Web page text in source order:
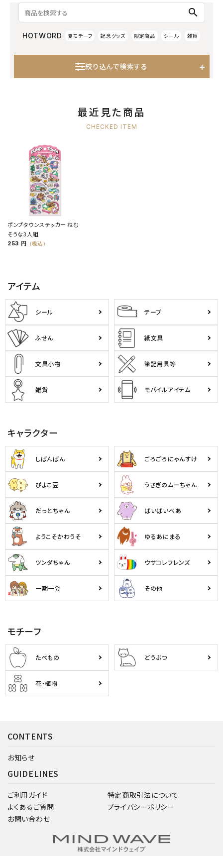
search
HOTWORD 夏モチーフ 記念グッズ 限定商品 シール 雑貨
絞り込んで検索する
最近見た商品
CHECKED ITEM
ポンプタウンステッカー ねむ
そうな3人組
253 円 （税込）
アイテム
シール テープ
ふせん 紙文具
文具小物 筆記用具等
雑貨 モバイルアイテム
キャラクター
しばんばん ごろごろにゃんすけ
ぴよこ豆 うさぎのムーちゃん
だっとちゃん ばいばいべあ
ようこそかわうそ ゆるあにまる
ツンダちゃん ウサコレフレンズ
一期一会 その他
モチーフ
たべもの どうぶつ
花・植物
CONTENTS
お知らせ
GUIDELINES
ご利用ガイド
よくあるご質問
お問い合わせ
特定商取引法について
プライバシーポリシー